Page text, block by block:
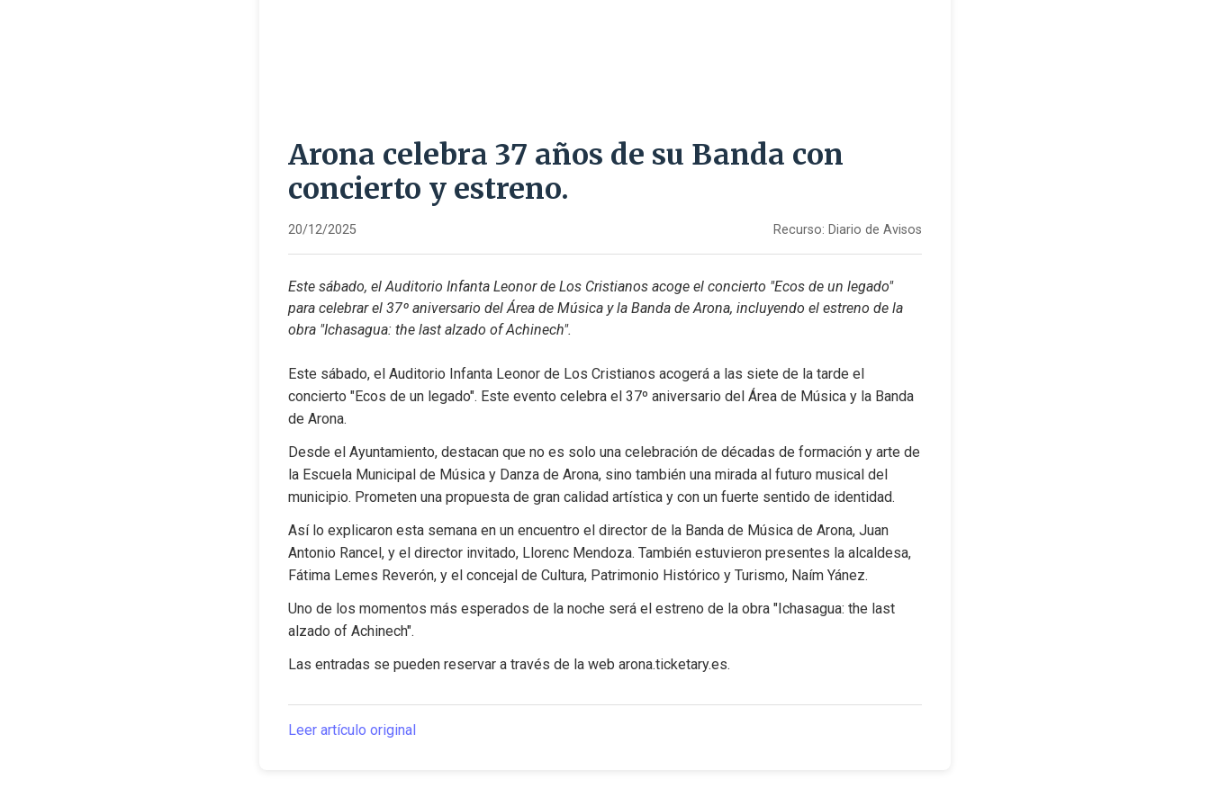
Arona celebra 37 años de su Banda con
concierto y estreno.
20/12/2025 Recurso: Diario de Avisos
Este sábado, el Auditorio Infanta Leonor de Los Cristianos acoge el concierto "Ecos de un legado"
para celebrar el 37º aniversario del Área de Música y la Banda de Arona, incluyendo el estreno de la
obra "Ichasagua: the last alzado of Achinech".
Este sábado, el Auditorio Infanta Leonor de Los Cristianos acogerá a las siete de la tarde el
concierto "Ecos de un legado". Este evento celebra el 37º aniversario del Área de Música y la Banda
de Arona.
Desde el Ayuntamiento, destacan que no es solo una celebración de décadas de formación y arte de
la Escuela Municipal de Música y Danza de Arona, sino también una mirada al futuro musical del
municipio. Prometen una propuesta de gran calidad artística y con un fuerte sentido de identidad.
Así lo explicaron esta semana en un encuentro el director de la Banda de Música de Arona, Juan
Antonio Rancel, y el director invitado, Llorenc Mendoza. También estuvieron presentes la alcaldesa,
Fátima Lemes Reverón, y el concejal de Cultura, Patrimonio Histórico y Turismo, Naím Yánez.
Uno de los momentos más esperados de la noche será el estreno de la obra "Ichasagua: the last
alzado of Achinech".
Las entradas se pueden reservar a través de la web arona.ticketary.es.
Leer artículo original